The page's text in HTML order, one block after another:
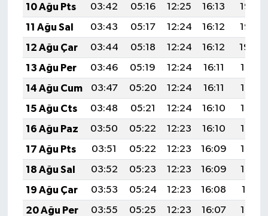
10 Ağu Pts
03:42 05:16 12:25 16:13
19:23
11 Ağu Sal
03:43 05:17 12:24 16:12
19:22
12 Ağu Çar
03:44 05:18 12:24 16:12
19:20
13 Ağu Per
03:46 05:19 12:24 16:11
19:19
14 Ağu Cum
03:47 05:20 12:24 16:11
19:18
15 Ağu Cts
03:48 05:21 12:24 16:10
19:17
16 Ağu Paz
03:50 05:22 12:23 16:10
19:15
17 Ağu Pts
03:51 05:22 12:23 16:09
19:14
18 Ağu Sal
03:52 05:23 12:23 16:09
19:13
19 Ağu Çar
03:53 05:24 12:23 16:08
19:11
20 Ağu Per
03:55 05:25 12:23 16:07
19:10